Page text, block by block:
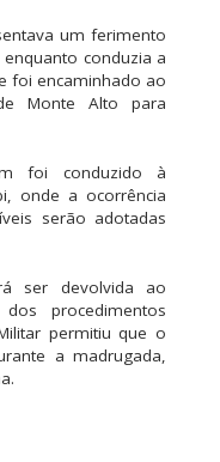
um ferimento
conduzia a
foi encaminhado ao
Monte Alto para
foi conduzido à
onde a ocorrência
serão adotadas
ser devolvida ao
procedimentos
permitiu que o
a madrugada,